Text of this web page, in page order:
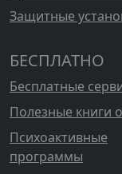
Защитные
БЕСПЛАТНО
Бесплатные
Полезные книги
Психоактивные
программы